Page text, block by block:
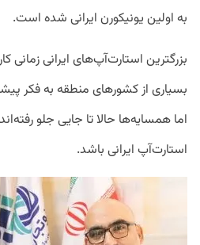
به اولین یونیکورن ایرانی شده است.
بزرگترین استارت‌آپ‌های ایرانی زمانی
بسیاری از کشورهای منطقه به فکر
اما همسایه‌ها حالا تا جایی جلو
استارت‌آپ‌ ایرانی باشد.